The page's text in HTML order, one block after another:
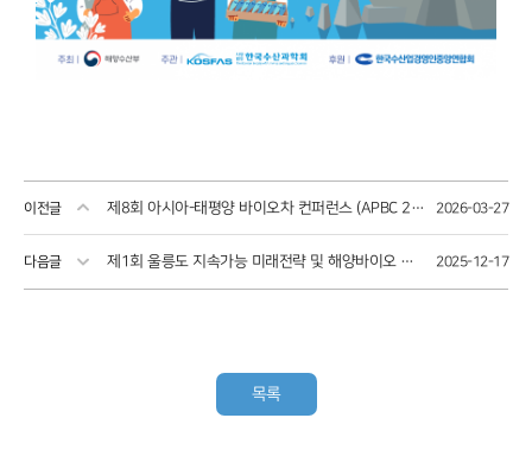
이전글 제8회 아시아-태평양 바이오차 컨퍼런스 (APBC 2026) 10.13(화)~15(목) 서울 강남구 한국과학기술회관 2026-03-27
다음글 제1회 울릉도 지속가능 미래전략 및 해양바이오 혁신 심포지엄 - 2026.01.14(수) 포항 라한호텔 6층 2025-12-17
목록